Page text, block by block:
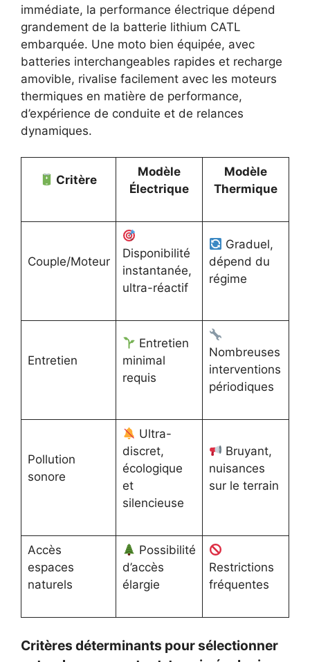
immédiate, la performance électrique dépend
grandement de la batterie lithium CATL
embarquée. Une moto bien équipée, avec
batteries interchangeables rapides et recharge
amovible, rivalise facilement avec les moteurs
thermiques en matière de performance,
d’expérience de conduite et de relances
dynamiques.
Critère
Modèle
Électrique
Modèle
Thermique
Couple/Moteur
Disponibilité
instantanée,
ultra-réactif
Graduel,
dépend du
régime
Entretien
Entretien
minimal
requis
Nombreuses
interventions
périodiques
Pollution
sonore
Ultra-
discret,
écologique
et
silencieuse
Bruyant,
nuisances
sur le terrain
Accès
espaces
naturels
Possibilité
d’accès
élargie
Restrictions
fréquentes
Critères déterminants pour sélectionner